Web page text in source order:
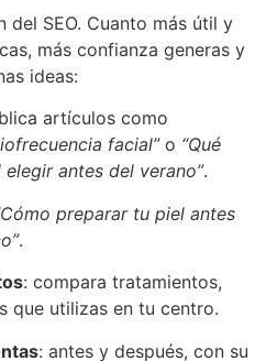
del SEO. Cuanto más útil y
más confianza generas y
ideas:
artículos como
facial”o “Qué
antes del verano”.
preparar tu piel antes
.
: compara tratamientos,
que utilizas en tu centro.
: antes y después, con su